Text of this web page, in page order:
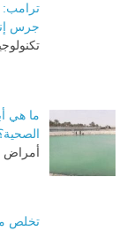
جرس
ما هي
أمراض
تخلص